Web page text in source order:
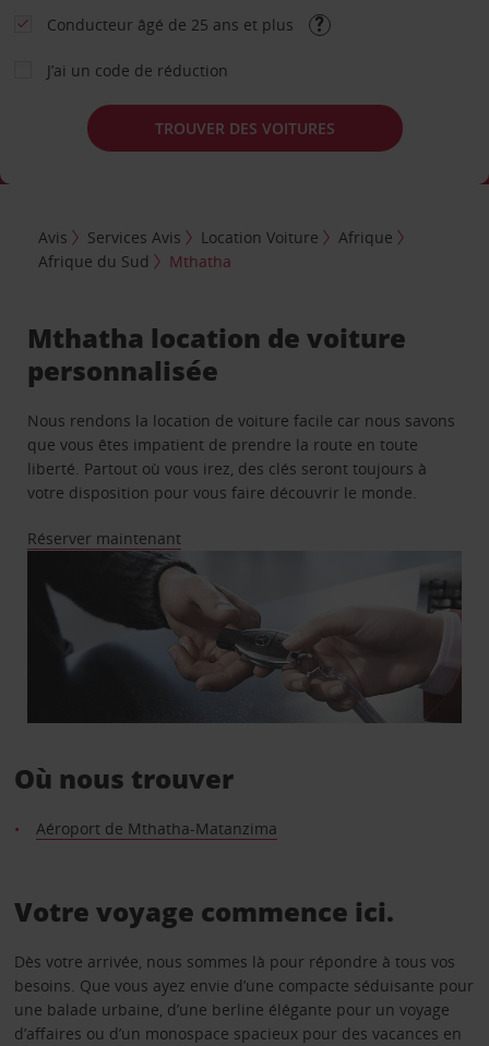
Conducteur âgé de 25 ans et plus
J’ai un code de réduction
TROUVER DES VOITURES
Avis Services Avis Location Voiture
Afrique
Afrique du Sud
Mthatha
Mthatha location de voiture
personnalisée
Nous rendons la location de voiture facile car nous savons
que vous êtes impatient de prendre la route en toute
liberté. Partout où vous irez, des clés seront toujours à
votre disposition pour vous faire découvrir le monde.
Réserver maintenant
Où nous trouver
Aéroport de Mthatha-Matanzima
Votre voyage commence ici.
Dès votre arrivée, nous sommes là pour répondre à tous vos
besoins. Que vous ayez envie d’une compacte séduisante pour
une balade urbaine, d’une berline élégante pour un voyage
d’affaires ou d’un monospace spacieux pour des vacances en